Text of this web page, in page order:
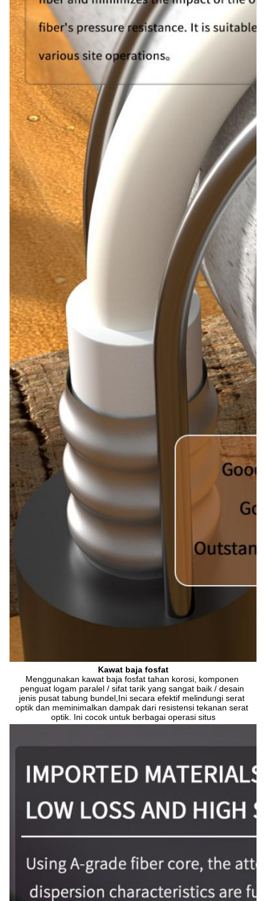
Kawat baja fosfat
Menggunakan kawat baja fosfat tahan korosi, komponen
penguat logam paralel / sifat tarik yang sangat baik / desain
jenis pusat tabung bundel,Ini secara efektif melindungi serat
optik dan meminimalkan dampak dari resistensi tekanan serat
optik. Ini cocok untuk berbagai operasi situs